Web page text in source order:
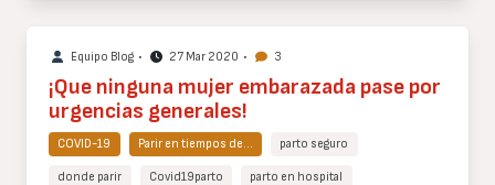
Equipo Blog • 27 Mar 2020 • 3
¡Que ninguna mujer embarazada pase por
urgencias generales!
COVID-19 Parir en tiempos de… parto seguro
donde parir Covid19parto parto en hospital